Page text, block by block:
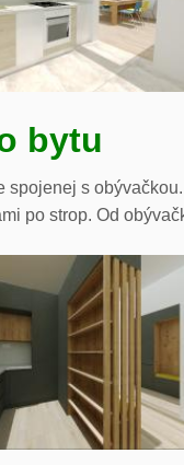
bytu
s
po strop. Od